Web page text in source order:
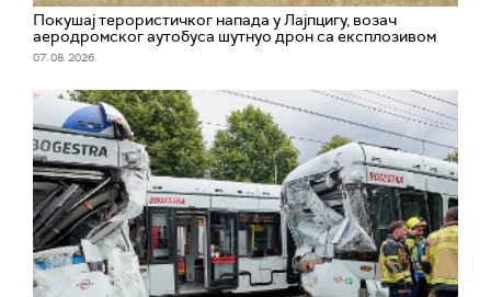
Покушај терористичког напада у Лајпцигу, возач
аеродромског аутобуса шутнуо дрон са експлозивом
07. 08. 2026.